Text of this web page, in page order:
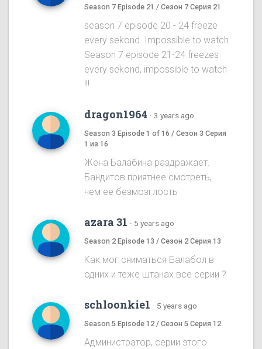
Season 7 Episode 21 / Сезон 7 Серия 21
season 7 episode 20 - 24 freeze
every sekond. Impossible to watch
Season 7 episode 21-24 freezes
every sekond, impossible to watch
!!!
dragon1964 · 3 years ago
Season 3 Episode 1 of 16 / Сезон 3 Серия
1 из 16
Жена Балабина раздражает.
Бандитов приятнее смотреть,
чем ее безмозглость
azara 31 · 5 years ago
Season 2 Episode 13 / Сезон 2 Серия 13
Как мог сниматься Балабол в
одних и теже штанах все серии ?
schloonkie1 · 5 years ago
Season 5 Episode 12 / Сезон 5 Серия 12
Администратор, серии этого